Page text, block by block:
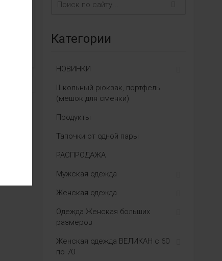
Категории
НОВИНКИ
Школьный рюкзак, портфель
(мешок для сменки)
Продукты
Тапочки от одной пары
РАСПРОДАЖА
Мужская одежда
Женская одежда
Одежда Женская больших
размеров
Женская одежда ВЕЛИКАН с 60
по 70